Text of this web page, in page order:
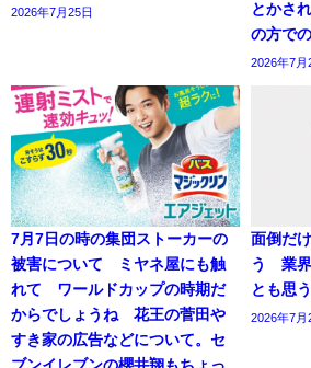
2026年7月25日
とかさ
の方で
2026年7月
7月7日の時の集団ストーカーの
被害について ミヤネ屋にも触
れて ワールドカップの時期だ
からでしょうね 花王の菅田や
すき家の広告などについて。セ
面倒だ
う 業界
とも思
2026年7月